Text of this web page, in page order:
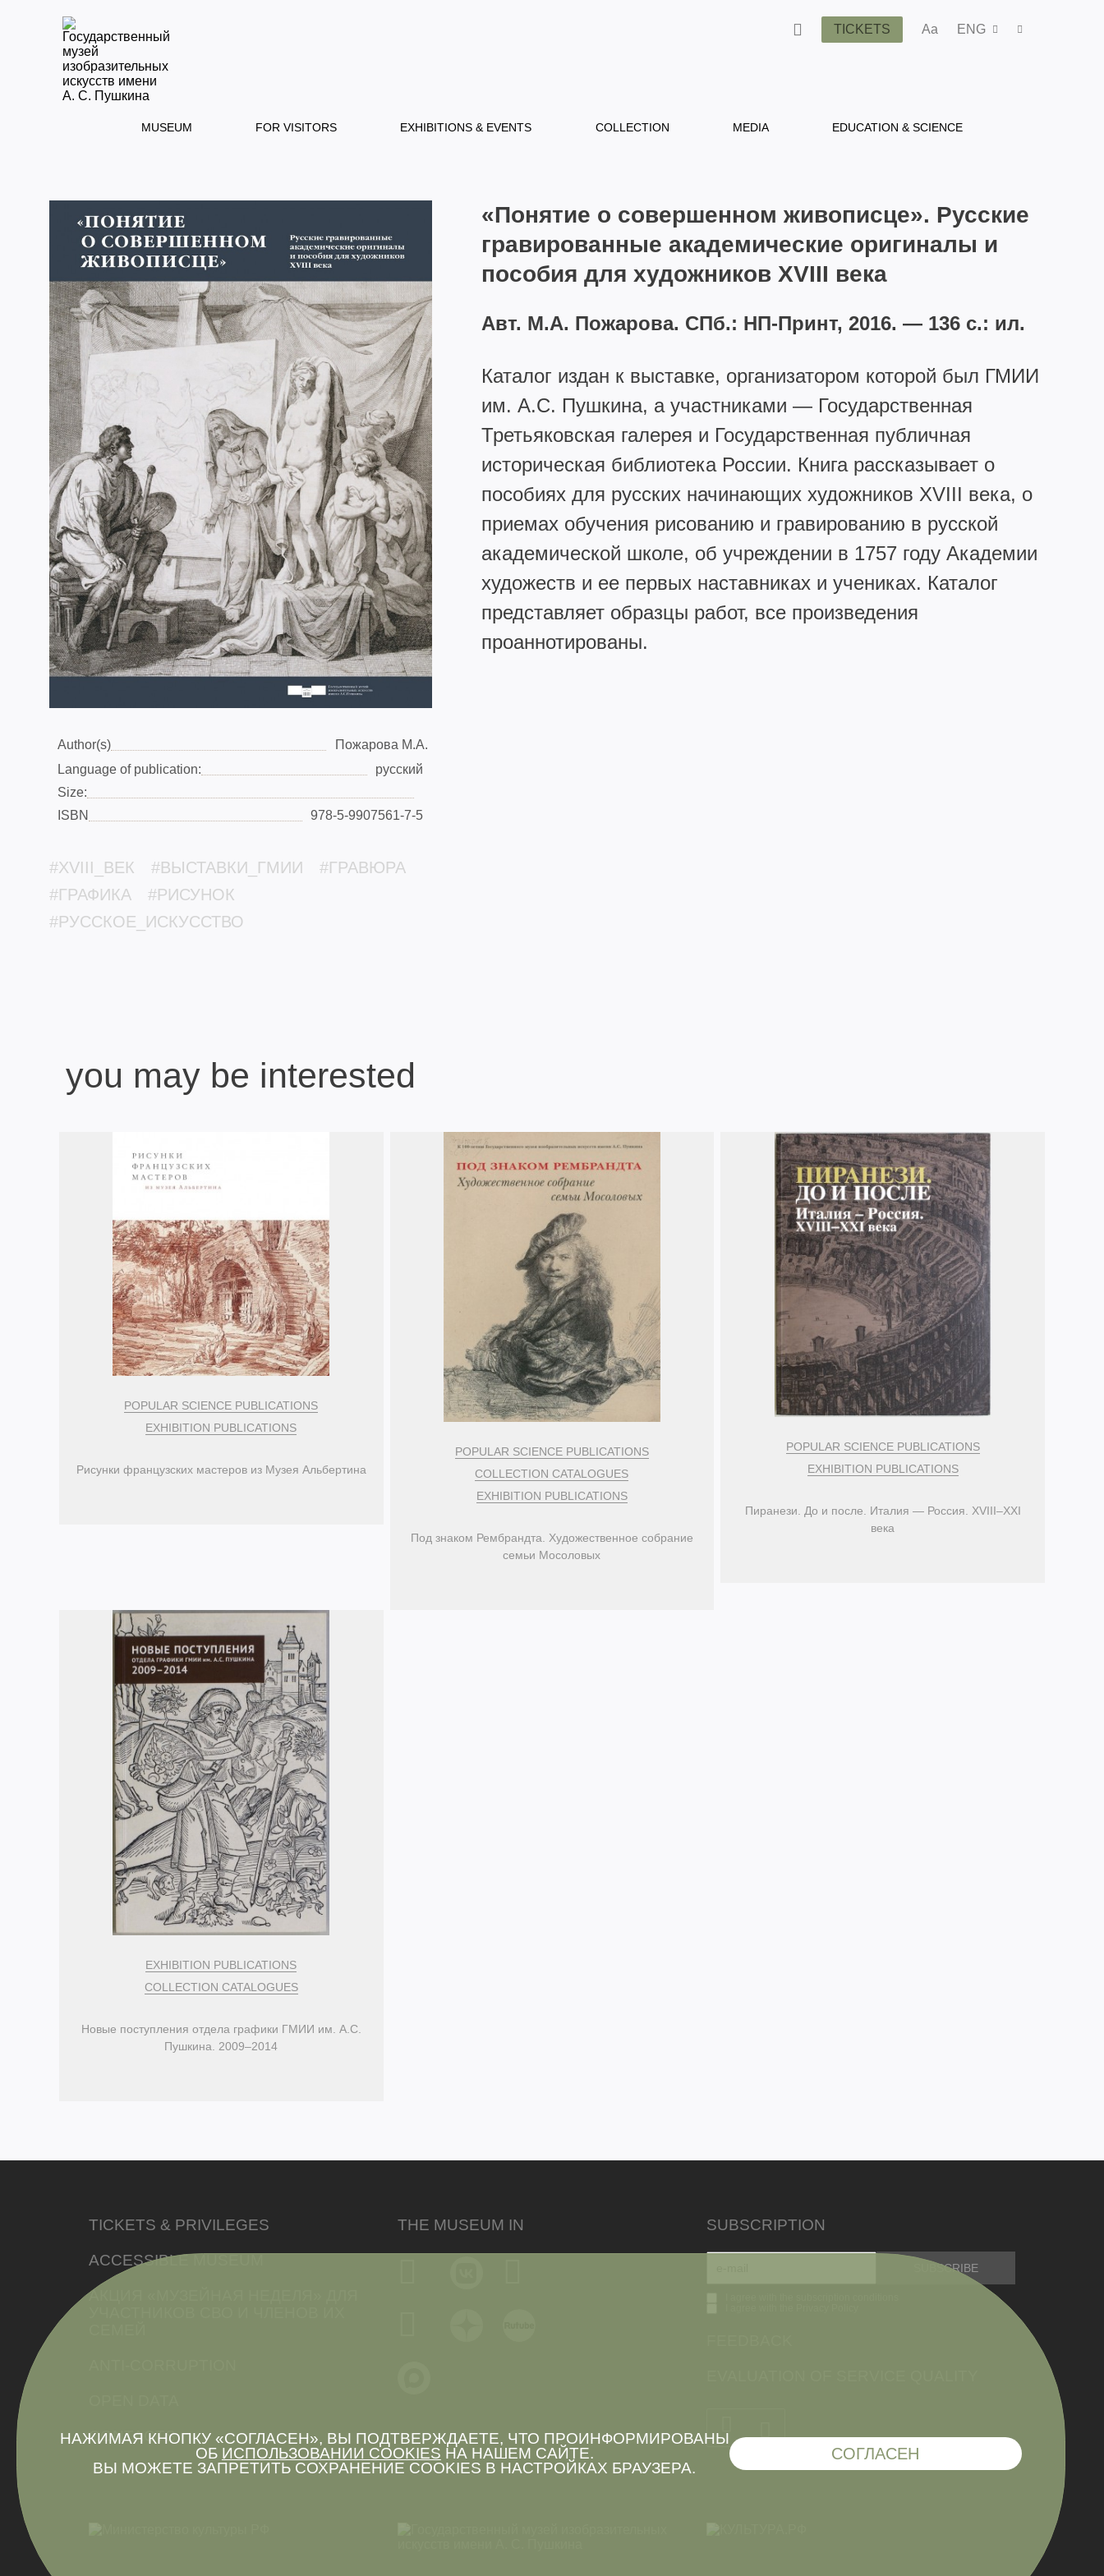
TICKETS Aa ENG
MUSEUM FOR VISITORS EXHIBITIONS & EVENTS COLLECTION MEDIA EDUCATION & SCIENCE
Author(s)
Пожарова М.А.
Language of publication:
русский
Size:
ISBN
978-5-9907561-7-5
#XVIII_ВЕК #ВЫСТАВКИ_ГМИИ
#ГРАВЮРА
#ГРАФИКА
#РИСУНОК
#РУССКОЕ_ИСКУССТВО
«Понятие о совершенном живописце». Русские
гравированные академические оригиналы и
пособия для художников XVIII века
Авт. М.А. Пожарова. СПб.: НП-Принт, 2016. — 136 с.: ил.
Каталог издан к выставке, организатором которой был ГМИИ
им. А.С. Пушкина, а участниками — Государственная
Третьяковская галерея и Государственная публичная
историческая библиотека России. Книга рассказывает о
пособиях для русских начинающих художников XVIII века, о
приемах обучения рисованию и гравированию в русской
академической школе, об учреждении в 1757 году Академии
художеств и ее первых наставниках и учениках. Каталог
представляет образцы работ, все произведения
проаннотированы.
you may be interested
POPULAR SCIENCE PUBLICATIONS
EXHIBITION PUBLICATIONS
Рисунки французских мастеров из Музея Альбертина
POPULAR SCIENCE PUBLICATIONS
COLLECTION CATALOGUES
EXHIBITION PUBLICATIONS
Под знаком Рембрандта. Художественное собрание
семьи Мосоловых
POPULAR SCIENCE PUBLICATIONS
EXHIBITION PUBLICATIONS
Пиранези. До и после. Италия — Россия. XVIII–XXI
века
EXHIBITION PUBLICATIONS
COLLECTION CATALOGUES
Новые поступления отдела графики ГМИИ им. А.С.
Пушкина. 2009–2014
НАЖИМАЯ КНОПКУ «СОГЛАСЕН», ВЫ ПОДТВЕРЖДАЕТЕ, ЧТО ПРОИНФОРМИРОВАНЫ
ОБ ИСПОЛЬЗОВАНИИ COOKIES НА НАШЕМ САЙТЕ.
ВЫ МОЖЕТЕ ЗАПРЕТИТЬ СОХРАНЕНИЕ COOKIES В НАСТРОЙКАХ БРАУЗЕРА.
СОГЛАСЕН
TICKETS & PRIVILEGES
ACCESSIBLE MUSEUM
АКЦИЯ «МУЗЕЙНАЯ НЕДЕЛЯ» ДЛЯ
CONTACTS
THE MUSEUM IN SUBSCRIPTION